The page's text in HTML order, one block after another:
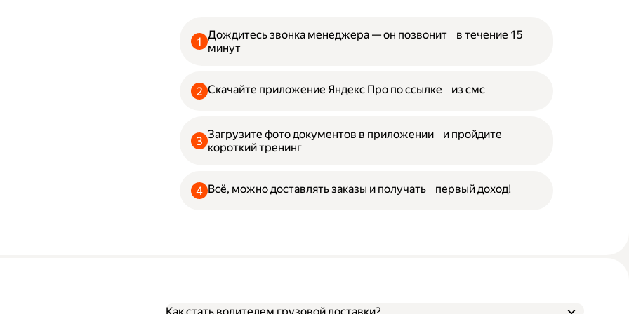
Дождитесь звонка менеджера — он позвонит в течение 15
минут
Скачайте приложение Яндекс Про по ссылке из смс
Загрузите фото документов в приложении и пройдите
короткий тренинг
Всё, можно доставлять заказы и получать первый доход!
Как стать водителем грузовой доставки?